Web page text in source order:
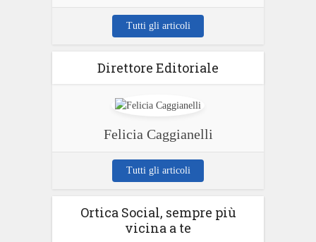
Tutti gli articoli
Direttore Editoriale
Felicia Caggianelli
Tutti gli articoli
Ortica Social, sempre più
vicina a te